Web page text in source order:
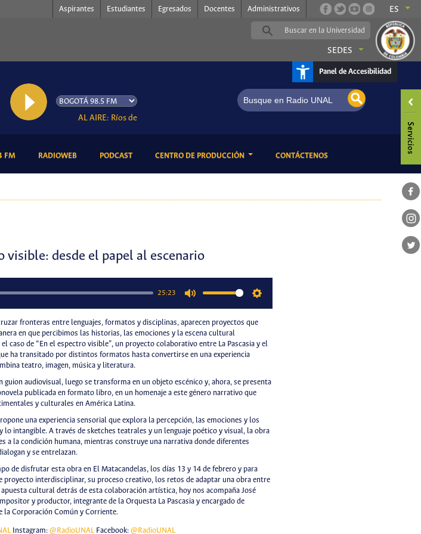
Aspirantes Estudiantes Egresados Docentes Administrativos ES
SEDES
Panel de Accesibilidad
AL AIRE: Ríos de Babilonia
FM(CURRENT)RADIOWEB(CURRENT)PODCAST(CURRENT)CENTRO DE PRODUCCIÓN CONTÁCTENOS(CURRENT)
visible: desde el papel al escenario
25:23
fronteras entre lenguajes, formatos y disciplinas, aparecen proyectos que
en que percibimos las historias, las emociones y la escena cultural
caso de “En el espectro visible”, un proyecto colaborativo entre La Pascasia y el
ha transitado por distintos formatos hasta convertirse en una experiencia
teatro, imagen, música y literatura.
guion audiovisual, luego se transforma en un objeto escénico y, ahora, se presenta
publicada en formato libro, en un homenaje a este género narrativo que
y culturales en América Latina.
una experiencia sensorial que explora la percepción, las emociones y los
intangible. A través de sketches teatrales y un lenguaje poético y visual, la obra
a la condición humana, mientras construye una narrativa donde diferentes
y se entrelazan.
de disfrutar esta obra en El Matacandelas, los días 13 y 14 de febrero y para
proyecto interdisciplinar, su proceso creativo, los retos de adaptar una obra entre
cultural detrás de esta colaboración artística, hoy nos acompaña José
y productor, integrante de la Orquesta La Pascasia y encargado de
la Corporación Común y Corriente.
Instagram: @RadioUNALFacebook: @RadioUNAL